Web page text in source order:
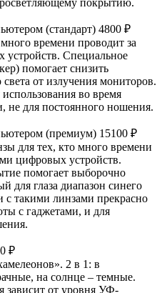
покрытию.
(стандарт) 4800 ₽
времени проводит за
устройств. Специальное
помогает снизить
света от излучения мониторов.
во время
не для постоянного ношения.
(премиум) 15100 ₽
для тех, кто много времени
цифровых устройств.
помогает выборочно
для глаза диапазон синего
с такими линзами прекрасно
с гаджетами, и для
₽
2 в 1: в
на солнце – темные.
зависит от уровня УФ-